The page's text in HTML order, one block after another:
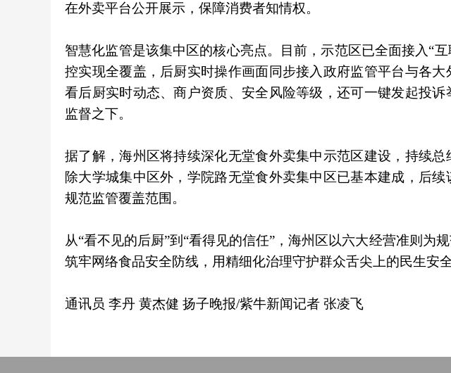
在外卖平台公开展示，保障消费者知情权。
智慧化监管是该集中区的核心亮点。目前，示范区已全面接入“
控实现全覆盖，后厨实时操作画面同步接入政府监管平台与各
看后厨实时动态、商户资质、安全风险等级，还可一键发起投
监督之下。
据了解，海州区将持续深化无堂食外卖集中示范区建设，持续总
除大学城集中区外，学院路无堂食外卖集中区已基本建成，后
规范监管覆盖范围。
从“看不见的后厨”到“看得见的信任”，海州区以六大经营准则为
筑牢网络食品安全防线，用精细化治理守护群众舌尖上的民生安
通讯员 李丹 黄杰健 扬子晚报/紫牛新闻记者 张凌飞